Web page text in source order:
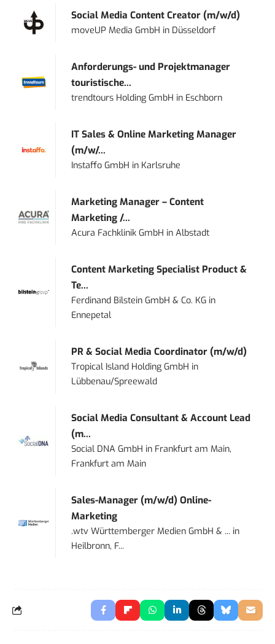
Social Media Content Creator (m/w/d)
moveUP Media GmbH in Düsseldorf
Anforderungs- und Projektmanager
touristische...
trendtours Holding GmbH in Eschborn
IT Sales & Online Marketing Manager
(m/w/...
Instaffo GmbH in Karlsruhe
Marketing Manager – Content
Marketing /...
Acura Fachklinik GmbH inAlbstadt
Content Marketing Specialist Product &
Te...
Ferdinand Bilstein GmbH & Co. KG in
Ennepetal
PR & Social Media Coordinator (m/w/d)
Tropical Island Holding GmbH in
Lübbenau/Spreewald
Social Media Consultant & Account Lead
(m...
Social DNA GmbH in Frankfurt am Main,
Frankfurt am Main
Sales-Manager (m/w/d) Online-
Marketing
.wtv Württemberger Medien GmbH & ... in
Heilbronn, F...